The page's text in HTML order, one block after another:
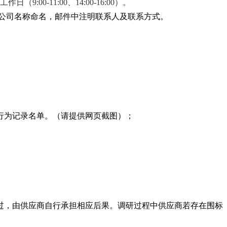
作日（9:00-11:00、 14:00-16:00）
。
司名称命名，邮件中注明联系人及联系方式。
记录名单。（请提供网页截图）；
由供应商自行承担相应后果。调研过程中供应商若存在围标